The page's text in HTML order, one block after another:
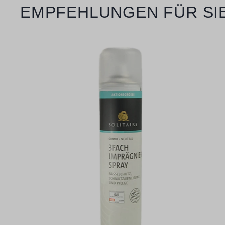
Produktgalerie überspringen
EMPFEHLUNGEN FÜR